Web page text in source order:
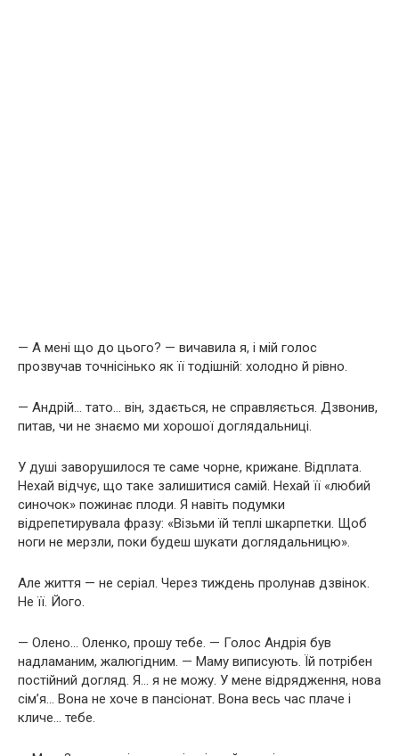
— А мені що до цього? — вичавила я, і мій голос
прозвучав точнісінько як її тодішній: холодно й рівно.
— Андрій… тато… він, здається, не справляється. Дзвонив,
питав, чи не знаємо ми хорошої доглядальниці.
У душі заворушилося те саме чорне, крижане. Відплата.
Нехай відчує, що таке залишитися самій. Нехай її «любий
синочок» пожинає плоди. Я навіть подумки
відрепетирувала фразу: «Візьми їй теплі шкарпетки. Щоб
ноги не мерзли, поки будеш шукати доглядальницю».
Але життя — не серіал. Через тиждень пролунав дзвінок.
Не її. Його.
— Олено… Оленко, прошу тебе. — Голос Андрія був
надламаним, жалюгідним. — Маму виписують. Їй потрібен
постійний догляд. Я… я не можу. У мене відрядження, нова
сім’я… Вона не хоче в пансіонат. Вона весь час плаче і
кличе… тебе.